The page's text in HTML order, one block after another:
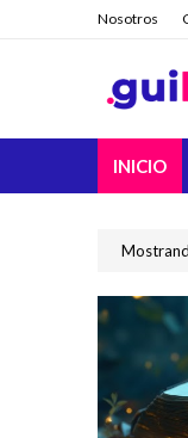
Nosotros
INICIO